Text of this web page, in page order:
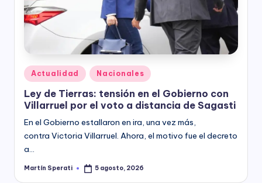
Posted
in
Actualidad Nacionales
Ley de Tierras: tensión en el Gobierno con
Villarruel por el voto a distancia de Sagasti
En el Gobierno estallaron en ira, una vez más,
contra Victoria Villarruel. Ahora, el motivo fue el decreto
a…
Posted
Martín Sperati 5 agosto, 2026